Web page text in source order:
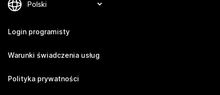
Login programisty
Warunki świadczenia usług
Polityka prywatności